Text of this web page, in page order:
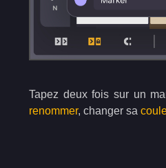
Tapez deux fois sur un
renommer, changer sa